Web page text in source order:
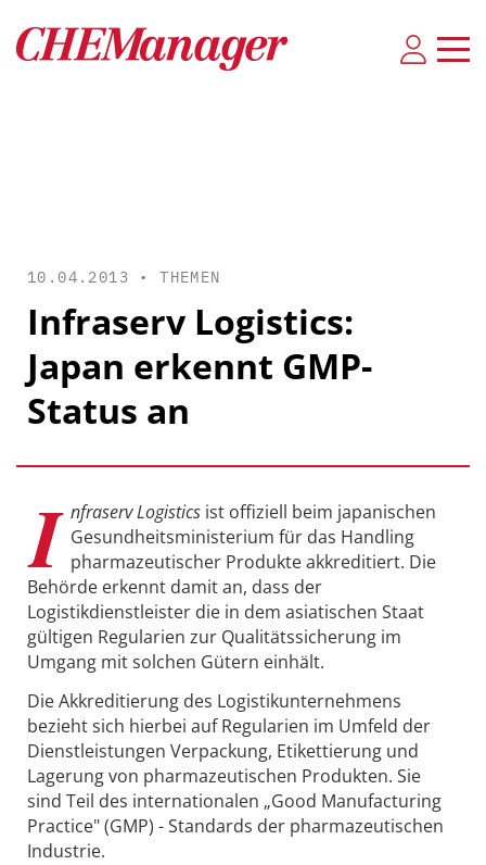
10.04.2013 •THEMEN
Infraserv Logistics:
Japan erkennt GMP-
Status an
I nfraserv Logistics ist offiziell beim japanischen
Gesundheitsministerium für das Handling
pharmazeutischer Produkte akkreditiert. Die
Behörde erkennt damit an, dass der
Logistikdienstleister die in dem asiatischen Staat
gültigen Regularien zur Qualitätssicherung im
Umgang mit solchen Gütern einhält.
Die Akkreditierung des Logistikunternehmens
bezieht sich hierbei auf Regularien im Umfeld der
Dienstleistungen Verpackung, Etikettierung und
Lagerung von pharmazeutischen Produkten. Sie
sind Teil des internationalen „Good Manufacturing
Practice" (GMP) - Standards der pharmazeutischen
Industrie.